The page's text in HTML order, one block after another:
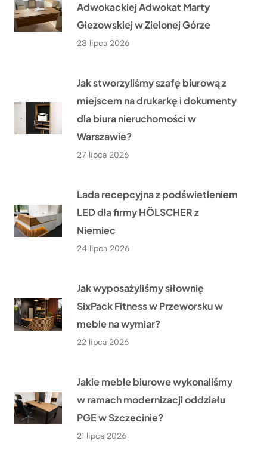
Adwokackiej Adwokat Marty
Giezowskiej w Zielonej Górze
28 lipca 2026
Jak stworzyliśmy szafę biurową z
miejscem na drukarkę i dokumenty
dla biura nieruchomości w
Warszawie?
27 lipca 2026
Lada recepcyjna z podświetleniem
LED dla firmy HÖLSCHER z
Niemiec
24 lipca 2026
Jak wyposażyliśmy siłownię
SixPack Fitness w Przeworsku w
meble na wymiar?
22 lipca 2026
Jakie meble biurowe wykonaliśmy
w ramach modernizacji oddziału
PGE w Szczecinie?
21 lipca 2026